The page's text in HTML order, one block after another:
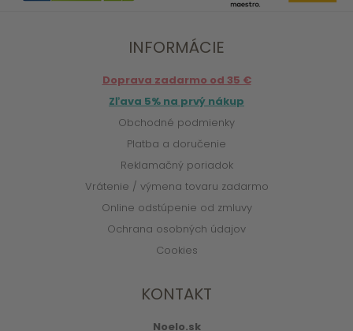
INFORMÁCIE
Doprava zadarmo od 35 €
Zľava 5% na prvý nákup
Obchodné podmienky
Platba a doručenie
Reklamačný poriadok
Vrátenie / výmena tovaru zadarmo
Online odstúpenie od zmluvy
Ochrana osobných údajov
Cookies
KONTAKT
Noelo.sk